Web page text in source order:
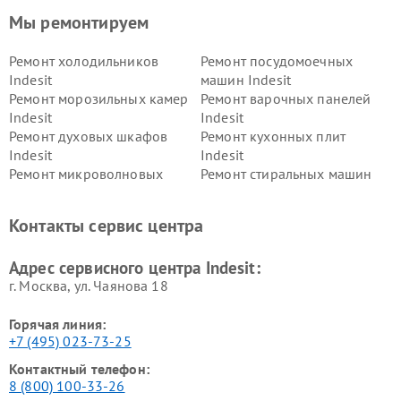
Мы ремонтируем
Ремонт холодильников
Indesit
Ремонт посудомоечных
машин Indesit
Ремонт морозильных камер
Indesit
Ремонт варочных панелей
Indesit
Ремонт духовых шкафов
Indesit
Ремонт кухонных плит
Indesit
Ремонт микроволновых
Ремонт стиральных машин
Indesit
Indesit
Контакты сервис центра
Адрес сервисного центра Indesit:
г. Москва, ул. Чаянова 18
Горячая линия:
+7 (495) 023-73-25
Контактный телефон:
8 (800) 100-33-26